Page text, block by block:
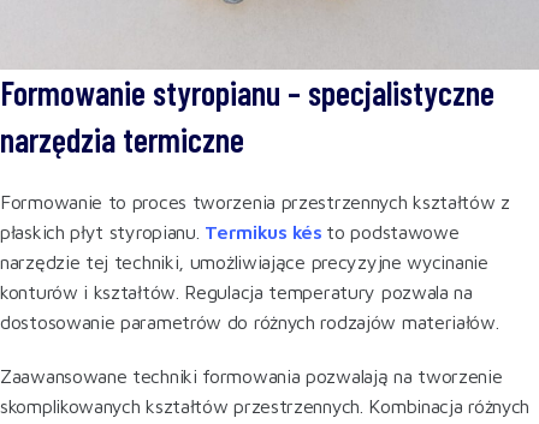
Formowanie styropianu – specjalistyczne
narzędzia termiczne
Formowanie to proces tworzenia przestrzennych kształtów z
płaskich płyt styropianu. Termikus kés to podstawowe
narzędzie tej techniki, umożliwiające precyzyjne wycinanie
konturów i kształtów. Regulacja temperatury pozwala na
dostosowanie parametrów do różnych rodzajów materiałów.
Zaawansowane techniki formowania pozwalają na tworzenie
skomplikowanych kształtów przestrzennych. Kombinacja różnych